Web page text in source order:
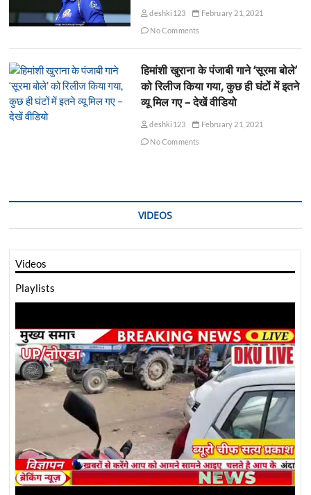
deshki123
February 21, 2021
No Comments
हिमांशी खुराना के पंजाबी गाने ‘सूरमा बोले’
को रिलीज किया गया, कुछ ही घंटों में इतने
व्यू मिल गए – देखें वीडियो
deshki123
February 21, 2021
No Comments
VIDEOS
Videos
Playlists